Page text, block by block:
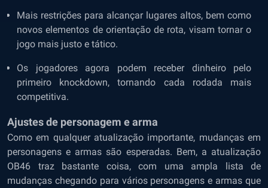
Mais restrições para alcançar lugares altos, bem como
novos elementos de orientação de rota, visam tornar o
jogo mais justo e tático.
Os jogadores agora podem receber dinheiro pelo
primeiro knockdown, tornando cada rodada mais
competitiva.
Ajustes de personagem e arma
Como em qualquer atualização importante, mudanças em
personagens e armas são esperadas. Bem, a atualização
OB46 traz bastante coisa, com uma ampla lista de
mudanças chegando para vários personagens e armas que